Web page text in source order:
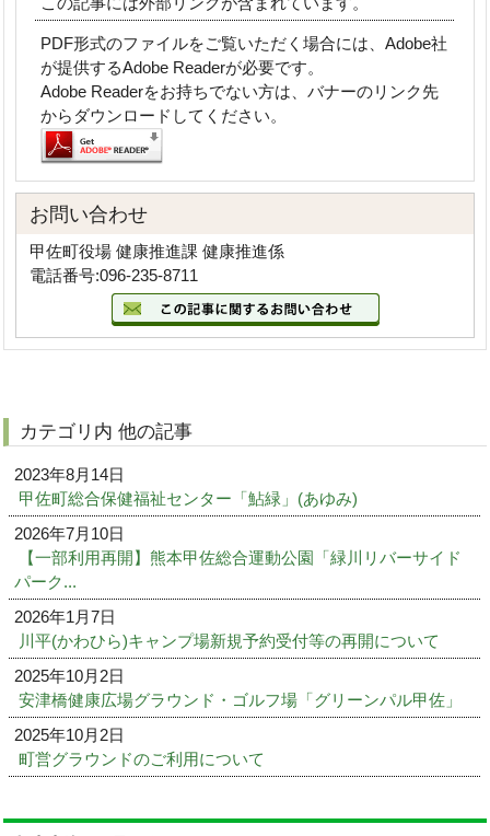
PDF形式のファイルをご覧いただく場合には、Adobe社
が提供するAdobe Readerが必要です。
Adobe Readerをお持ちでない方は、バナーのリンク先
からダウンロードしてください。
お問い合わせ
甲佐町役場 健康推進課 健康推進係
電話番号:096-235-8711
カテゴリ内 他の記事
2023年8月14日
甲佐町総合保健福祉センター「鮎緑」(あゆみ)
2026年7月10日
【一部利用再開】熊本甲佐総合運動公園「緑川リバーサイド
パーク...
2026年1月7日
川平(かわひら)キャンプ場新規予約受付等の再開について
2025年10月2日
安津橋健康広場グラウンド・ゴルフ場「グリーンパル甲佐」
2025年10月2日
町営グラウンドのご利用について